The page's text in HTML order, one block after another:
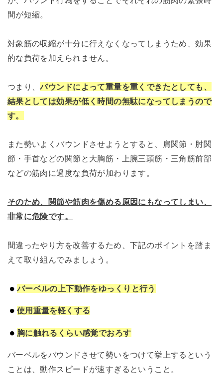
間が短縮。
対象筋の収縮が十分に行えなくなってしまうため、効果
的な負荷を加えられません。
つまり、バウンドによって重量を重くできたとしても、
結果としては効果が低く時間の無駄になってしまうので
す。
また勢いよくバウンドさせようとすると、肩関節・肘関
節・手首などの関節と大胸筋・上腕三頭筋・三角筋前部
などの筋肉に過度な負荷が加わります。
そのため、関節や筋肉を傷める原因にもなってしまい、
非常に危険です。
間違ったやり方を改善するため、下記のポイントを踏ま
えて取り組んでみましょう。
バーベルの上下動作をゆっくりと行う
使用重量を軽くする
胸に触れるくらい感覚でおろす
バーベルをバウンドさせて勢いをつけて挙上するという
ことは、動作スピードが速すぎるということ。